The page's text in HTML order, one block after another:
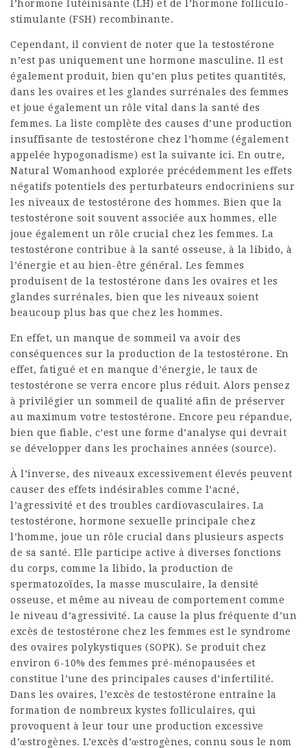
l’hormone lutéinisante (LH) et de l’hormone folliculo-
stimulante (FSH) recombinante.
Cependant, il convient de noter que la testostérone
n’est pas uniquement une hormone masculine. Il est
également produit, bien qu’en plus petites quantités,
dans les ovaires et les glandes surrénales des femmes
et joue également un rôle vital dans la santé des
femmes. La liste complète des causes d’une production
insuffisante de testostérone chez l’homme (également
appelée hypogonadisme) est la suivante ici. En outre,
Natural Womanhood explorée précédemment les effets
négatifs potentiels des perturbateurs endocriniens sur
les niveaux de testostérone des hommes. Bien que la
testostérone soit souvent associée aux hommes, elle
joue également un rôle crucial chez les femmes. La
testostérone contribue à la santé osseuse, à la libido, à
l’énergie et au bien-être général. Les femmes
produisent de la testostérone dans les ovaires et les
glandes surrénales, bien que les niveaux soient
beaucoup plus bas que chez les hommes.
En effet, un manque de sommeil va avoir des
conséquences sur la production de la testostérone. En
effet, fatigué et en manque d’énergie, le taux de
testostérone se verra encore plus réduit. Alors pensez
à privilégier un sommeil de qualité afin de préserver
au maximum votre testostérone. Encore peu répandue,
bien que fiable, c’est une forme d’analyse qui devrait
se développer dans les prochaines années (source).
À l’inverse, des niveaux excessivement élevés peuvent
causer des effets indésirables comme l’acné,
l’agressivité et des troubles cardiovasculaires. La
testostérone, hormone sexuelle principale chez
l’homme, joue un rôle crucial dans plusieurs aspects
de sa santé. Elle participe active à diverses fonctions
du corps, comme la libido, la production de
spermatozoïdes, la masse musculaire, la densité
osseuse, et même au niveau de comportement comme
le niveau d’agressivité. La cause la plus fréquente d’un
excès de testostérone chez les femmes est le syndrome
des ovaires polykystiques (SOPK). Se produit chez
environ 6-10% des femmes pré-ménopausées et
constitue l’une des principales causes d’infertilité.
Dans les ovaires, l’excès de testostérone entraîne la
formation de nombreux kystes folliculaires, qui
provoquent à leur tour une production excessive
d’œstrogènes. L’excès d’œstrogènes, connu sous le nom